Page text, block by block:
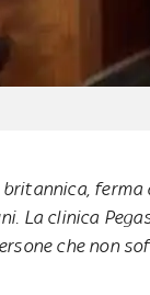
ferma
La clinica
che non